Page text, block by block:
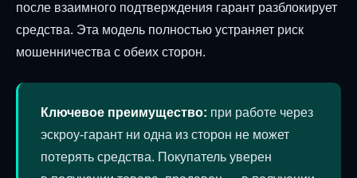
после взаимного подтверждения гарант разблокирует
средства. Эта модель полностью устраняет риск
мошенничества с обеих сторон.
Ключевое преимущество: при работе через
эскроу-гарант ни одна из сторон не может
потерять средства. Покупатель уверен